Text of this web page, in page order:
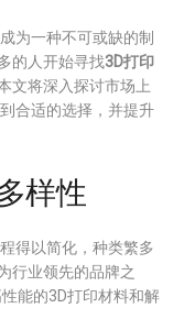
为一种不可或缺的制
的人开始寻找3D打印
文将深入探讨市场上
合适的选择，并提升
样性
得以简化，种类繁多
行业领先的品牌之
能的3D打印材料和解